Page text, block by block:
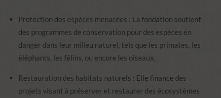
Protection des espèces menacées : La fondation soutient
des programmes de conservation pour des espèces en
danger dans leur milieu naturel, tels que les primates, les
éléphants, les félins, ou encore les oiseaux.
Restauration des habitats naturels : Elle finance des
projets visant à préserver et restaurer des écosystèmes